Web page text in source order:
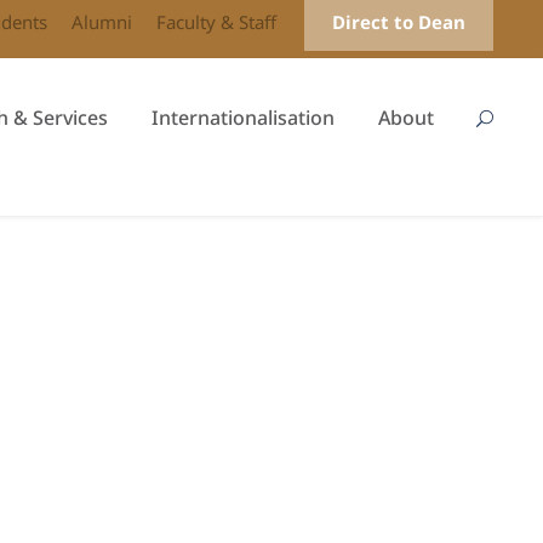
Alumni Faculty & Staff Direct to Dean
& Services Internationalisation About